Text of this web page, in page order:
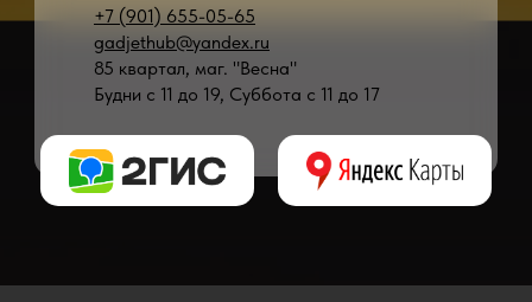
+7 (901) 655-05-65
gadjethub@yandex.ru
85 квартал, маг. "Весна"
Будни с 11 до 19, Суббота с 11 до 17
* - время ремонта может меняться в зависимости от модели устройства и